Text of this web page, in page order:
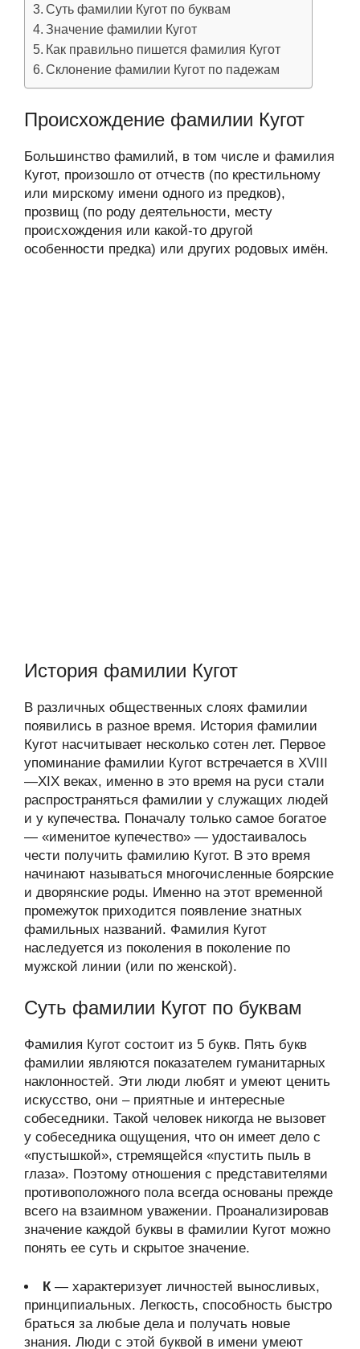
Суть фамилии Кугот по буквам
Значение фамилии Кугот
Как правильно пишется фамилия Кугот
Склонение фамилии Кугот по падежам
Происхождение фамилии Кугот
Большинство фамилий, в том числе и фамилия
Кугот, произошло от отчеств (по крестильному
или мирскому имени одного из предков),
прозвищ (по роду деятельности, месту
происхождения или какой-то другой
особенности предка) или других родовых имён.
История фамилии Кугот
В различных общественных слоях фамилии
появились в разное время. История фамилии
Кугот насчитывает несколько сотен лет. Первое
упоминание фамилии Кугот встречается в XVIII
—XIX веках, именно в это время на руси стали
распространяться фамилии у служащих людей
и у купечества. Поначалу только самое богатое
— «именитое купечество» — удостаивалось
чести получить фамилию Кугот. В это время
начинают называться многочисленные боярские
и дворянские роды. Именно на этот временной
промежуток приходится появление знатных
фамильных названий. Фамилия Кугот
наследуется из поколения в поколение по
мужской линии (или по женской).
Суть фамилии Кугот по буквам
Фамилия Кугот состоит из 5 букв. Пять букв
фамилии являются показателем гуманитарных
наклонностей. Эти люди любят и умеют ценить
искусство, они – приятные и интересные
собеседники. Такой человек никогда не вызовет
у собеседника ощущения, что он имеет дело с
«пустышкой», стремящейся «пустить пыль в
глаза». Поэтому отношения с представителями
противоположного пола всегда основаны прежде
всего на взаимном уважении. Проанализировав
значение каждой буквы в фамилии Кугот можно
понять ее суть и скрытое значение.
К— характеризует личностей выносливых,
принципиальных. Легкость, способность быстро
браться за любые дела и получать новые
знания. Люди с этой буквой в имени умеют